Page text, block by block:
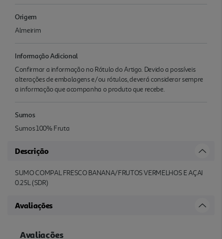
Origem
Almeirim
Informação Adicional
Confirmar a informação no Rótulo do Artigo. Devido a possíveis
alterações de embalagens e/ou rótulos, deverá considerar sempre
a informação que acompanha o produto que recebe.
Sumos
Sumos 100% Fruta
Descrição
SUMO COMPAL FRESCO BANANA/FRUTOS VERMELHOS E AÇAI
0.25L (SDR)
Avaliações